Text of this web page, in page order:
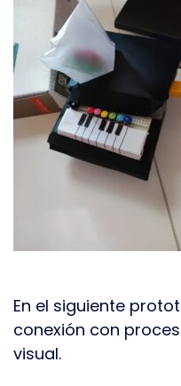
En el siguiente
conexión con
visual.